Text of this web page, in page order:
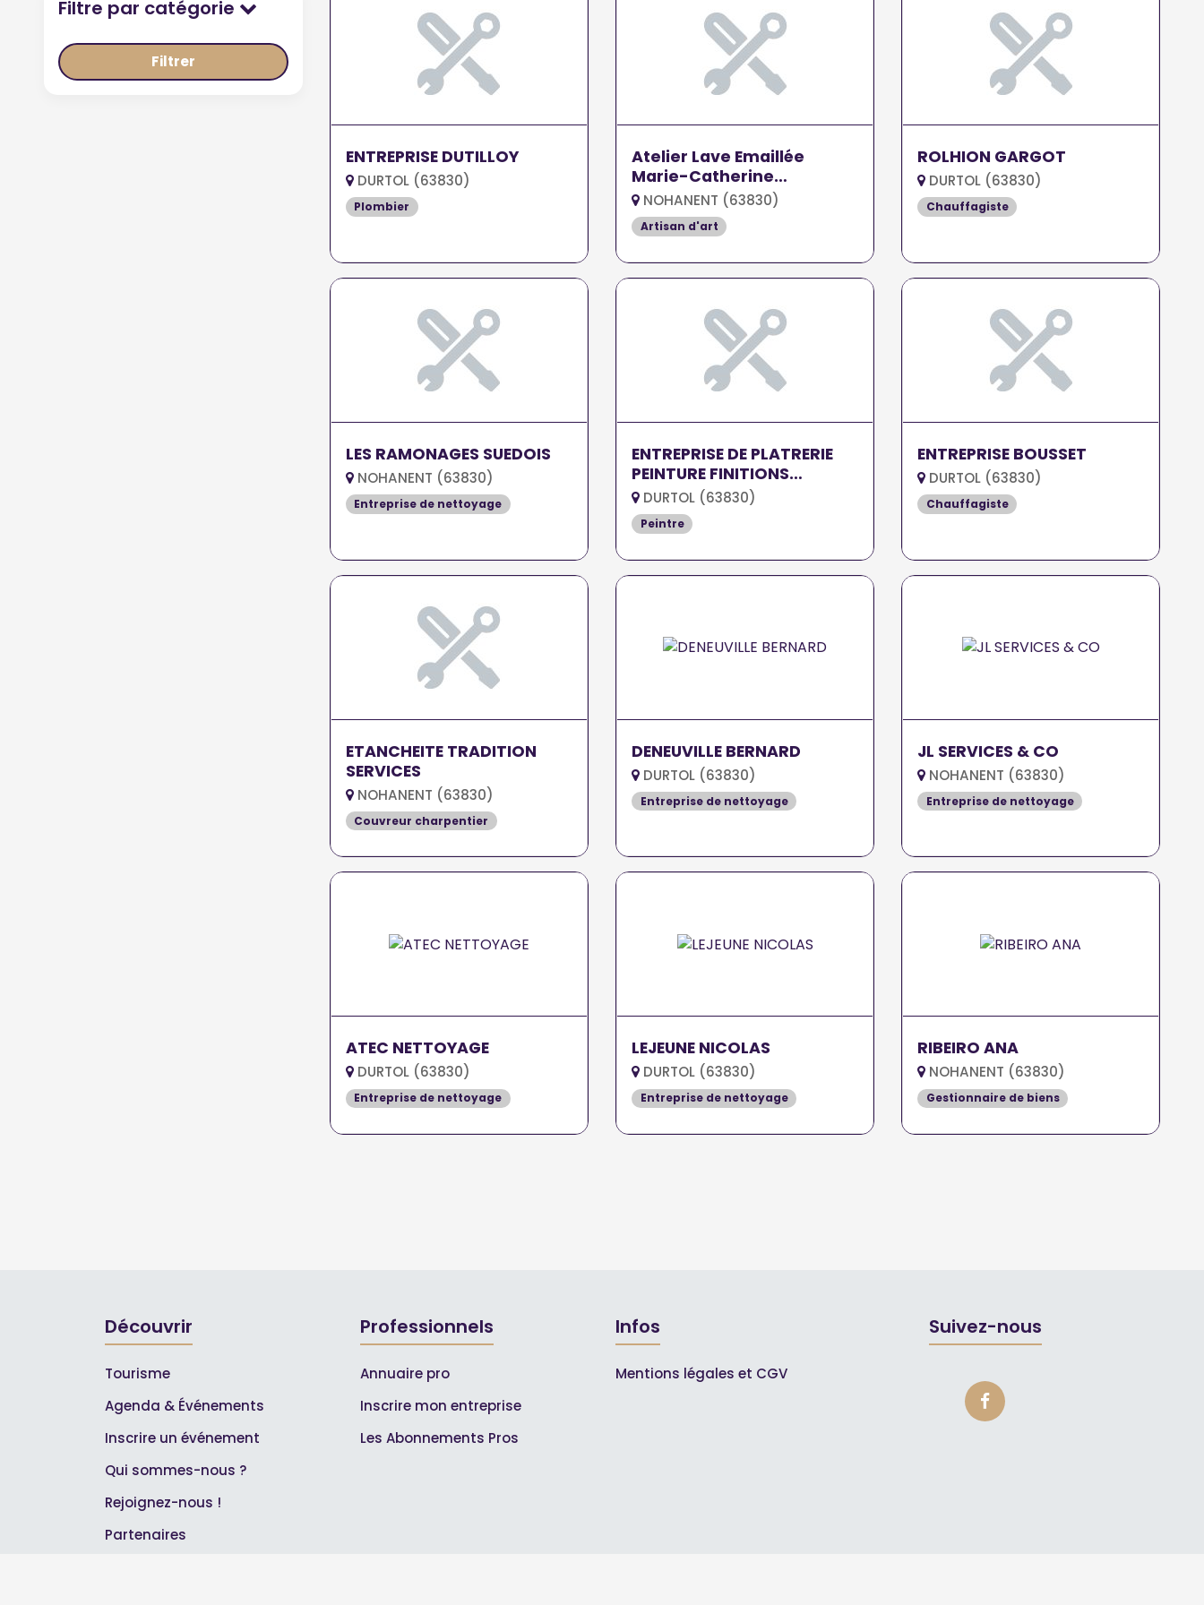
Filtre par catégorie
Filtrer
ENTREPRISE DUTILLOY
DURTOL (63830)
Plombier
Atelier Lave Emaillée
Marie-Catherine
Masseboeuf
NOHANENT (63830)
Artisan d'art
ROLHION GARGOT
DURTOL (63830)
Chauffagiste
LES RAMONAGES SUEDOIS
NOHANENT (63830)
Entreprise de nettoyage
ENTREPRISE DE PLATRERIE
PEINTURE FINITIONS
COUGOUL
DURTOL (63830)
Peintre
ENTREPRISE BOUSSET
DURTOL (63830)
Chauffagiste
ETANCHEITE TRADITION
SERVICES
NOHANENT (63830)
Couvreur charpentier
DENEUVILLE BERNARD
DURTOL (63830)
Entreprise de nettoyage
JL SERVICES & CO
NOHANENT (63830)
Entreprise de nettoyage
ATEC NETTOYAGE
DURTOL (63830)
Entreprise de nettoyage
LEJEUNE NICOLAS
DURTOL (63830)
Entreprise de nettoyage
RIBEIRO ANA
NOHANENT (63830)
Gestionnaire de biens
Découvrir
Tourisme
Agenda & Événements
Inscrire un événement
Qui sommes-nous ?
Rejoignez-nous !
Partenaires
Professionnels
Annuaire pro
Inscrire mon entreprise
Les Abonnements Pros
Infos
Mentions légales et CGV
Suivez-nous